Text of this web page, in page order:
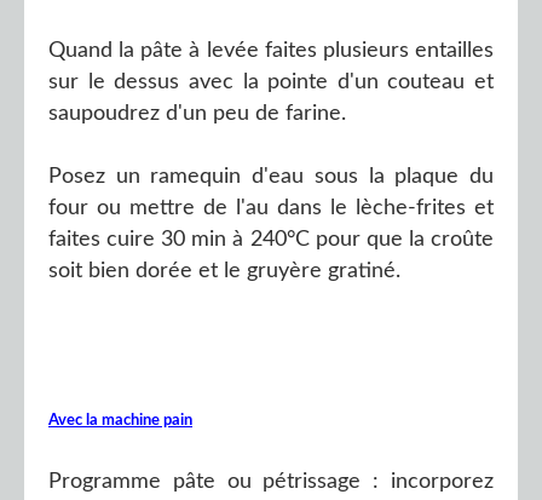
Quand la pâte à levée faites plusieurs entailles
sur le dessus avec la pointe d'un couteau et
saupoudrez d'un peu de farine.
Posez un ramequin d'eau sous la plaque du
four ou mettre de l'au dans le lèche-frites et
faites cuire 30 min à 240°C pour que la croûte
soit bien dorée et le gruyère gratiné.
Avec la machine pain
Programme pâte ou pétrissage : incorporez